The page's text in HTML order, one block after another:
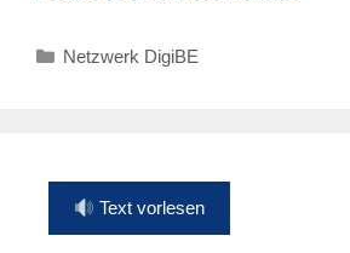
Kategorien
Netzwerk DigiBE
Text vorlesen